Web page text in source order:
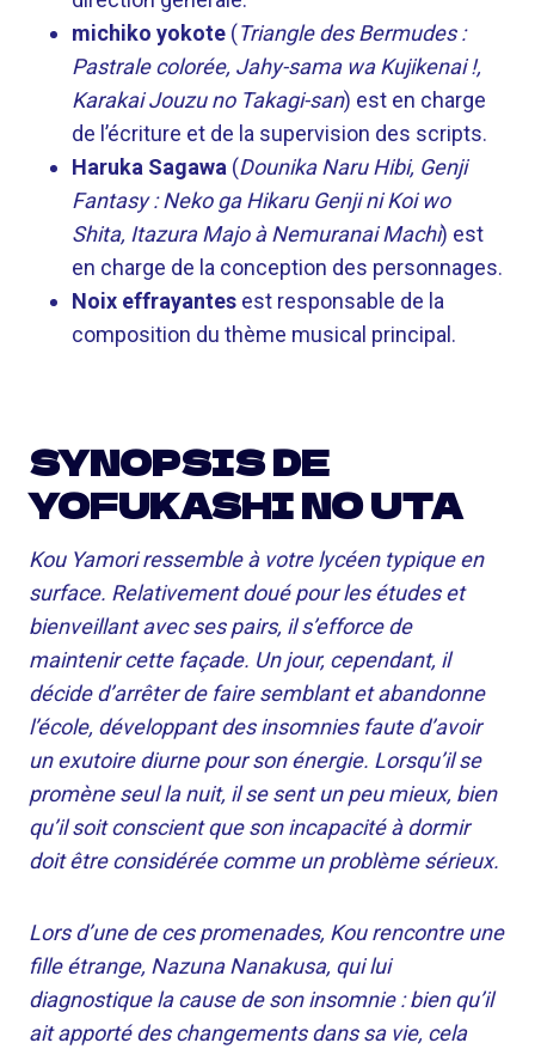
michiko yokote (Triangle des Bermudes :
Pastrale colorée, Jahy-sama wa Kujikenai !,
Karakai Jouzu no Takagi-san) est en charge
de l’écriture et de la supervision des scripts.
Haruka Sagawa (Dounika Naru Hibi, Genji
Fantasy : Neko ga Hikaru Genji ni Koi wo
Shita, Itazura Majo à Nemuranai Machi) est
en charge de la conception des personnages.
Noix effrayantes est responsable de la
composition du thème musical principal.
SYNOPSIS DE
YOFUKASHI NO UTA
Kou Yamori ressemble à votre lycéen typique en
surface. Relativement doué pour les études et
bienveillant avec ses pairs, il s’efforce de
maintenir cette façade. Un jour, cependant, il
décide d’arrêter de faire semblant et abandonne
l’école, développant des insomnies faute d’avoir
un exutoire diurne pour son énergie. Lorsqu’il se
promène seul la nuit, il se sent un peu mieux, bien
qu’il soit conscient que son incapacité à dormir
doit être considérée comme un problème sérieux.
Lors d’une de ces promenades, Kou rencontre une
fille étrange, Nazuna Nanakusa, qui lui
diagnostique la cause de son insomnie : bien qu’il
ait apporté des changements dans sa vie, cela